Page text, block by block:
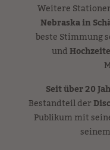
Weitere
Nebraska in
beste Stimmung
und
Seit über 20
Bestandteil der
Publikum mit